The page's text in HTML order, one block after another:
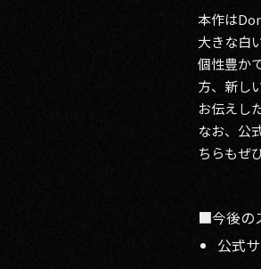
本作は
大きな白
個性豊か
方、新し
お伝えし
なお、公
ちらもぜ
■今後の
公式